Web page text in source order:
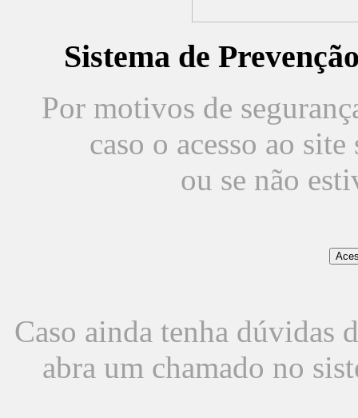
Sistema de
Por motivos de
caso o acesso ao
ou se não
Caso ainda tenha dúvidas
abra um chamado no